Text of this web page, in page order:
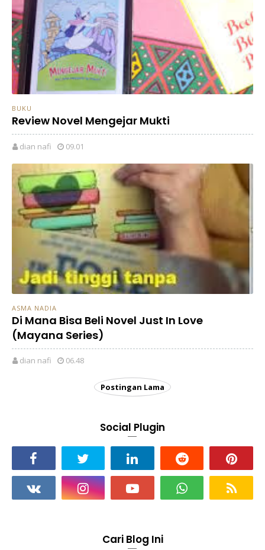
BUKU
Review Novel Mengejar Mukti
dian nafi 09.01
ASMA NADIA
Di Mana Bisa Beli Novel Just In Love
(Mayana Series)
dian nafi 06.48
Postingan Lama
Social Plugin
Cari Blog Ini